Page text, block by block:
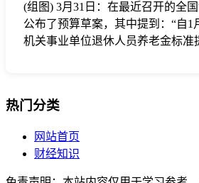
(组图) 3月31日：在最近召开的全
公布了预算草案，其中提到：“自1
机关事业单位退休人员养老金标准
热门分类
网站首页
财经知识